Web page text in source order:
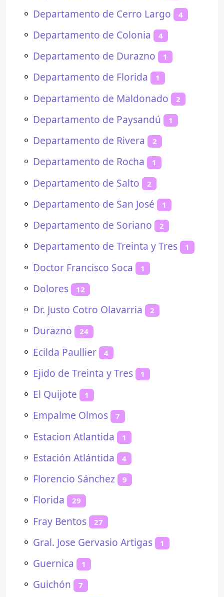
⚬ Departamento de Cerro Largo 4
⚬ Departamento de Colonia 4
⚬ Departamento de Durazno 1
⚬ Departamento de Florida 1
⚬ Departamento de Maldonado 2
⚬ Departamento de Paysandú 1
⚬ Departamento de Rivera 2
⚬ Departamento de Rocha 1
⚬ Departamento de Salto 2
⚬ Departamento de San José 1
⚬ Departamento de Soriano 2
⚬ Departamento de Treinta y Tres 1
⚬ Doctor Francisco Soca 1
⚬ Dolores 12
⚬ Dr. Justo Cotro Olavarria 2
⚬ Durazno 24
⚬ Ecilda Paullier 4
⚬ Ejido de Treinta y Tres 1
⚬ El Quijote 1
⚬ Empalme Olmos 7
⚬ Estacion Atlantida 1
⚬ Estación Atlántida 4
⚬ Florencio Sánchez 9
⚬ Florida 29
⚬ Fray Bentos 27
⚬ Gral. Jose Gervasio Artigas 1
⚬ Guernica 1
⚬ Guichón 7